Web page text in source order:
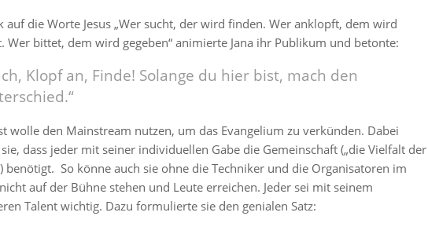
auf die Worte Jesus „Wer sucht, der wird finden. Wer anklopft, dem wird
Wer bittet, dem wird gegeben“ animierte Jana ihr Publikum und betonte:
Klopf an, Finde! Solange du hier bist, mach den
wolle den Mainstream nutzen, um das Evangelium zu verkünden. Dabei
dass jeder mit seiner individuellen Gabe die Gemeinschaft („die Vielfalt der
benötigt. So könne auch sie ohne die Techniker und die Organisatoren im
auf der Bühne stehen und Leute erreichen. Jeder sei mit seinem
Talent wichtig. Dazu formulierte sie den genialen Satz: